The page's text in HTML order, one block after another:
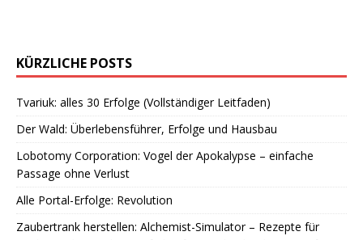
KÜRZLICHE POSTS
Tvariuk: alles 30 Erfolge (Vollständiger Leitfaden)
Der Wald: Überlebensführer, Erfolge und Hausbau
Lobotomy Corporation: Vogel der Apokalypse – einfache
Passage ohne Verlust
Alle Portal-Erfolge: Revolution
Zaubertrank herstellen: Alchemist-Simulator – Rezepte für